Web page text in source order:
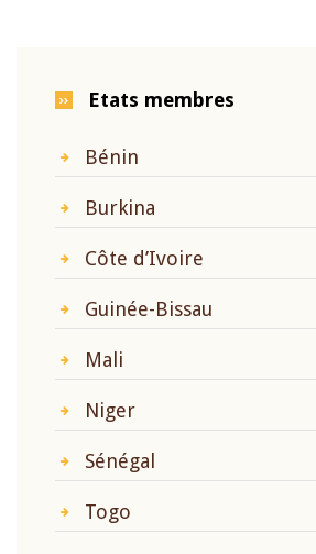
Etats membres
Bénin
Burkina
Côte d’Ivoire
Guinée-Bissau
Mali
Niger
Sénégal
Togo